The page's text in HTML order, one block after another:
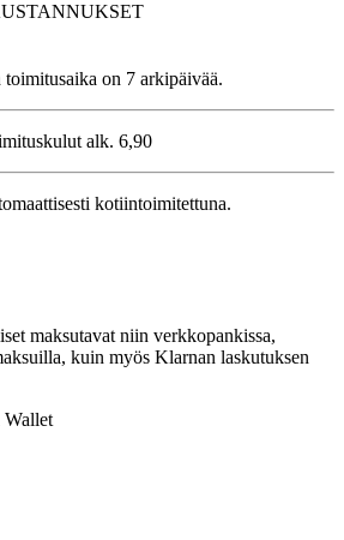
toimitusaika on 7 arkipäivää.
alk. 6,90
kotiintoimitettuna.
maksutavat niin verkkopankissa,
kuin myös Klarnan laskutuksen
Wallet